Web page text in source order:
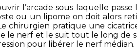
l’arcade sous laquelle
ou un lipome on doit alors
chirurgien pratique une
le nerf et le suit tout le long de
pour libérer le nerf médian.